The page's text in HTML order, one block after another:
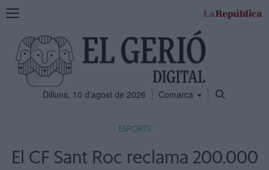
Mostra
navegació
Dilluns, 10 d'agost de 2026 Comarca
ESPORTS
El CF Sant Roc reclama 200.000